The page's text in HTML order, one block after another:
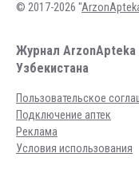
© 2017-2026 "
Журнал ArzonApteka
Узбекистана
Пользовательское
Подключение аптек
Реклама
Условия использования